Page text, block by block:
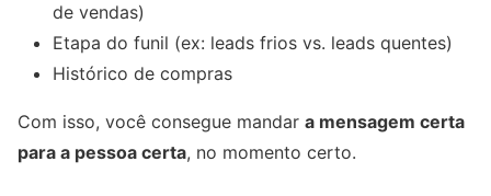
de vendas)
Etapa do funil (ex: leads frios vs. leads quentes)
Histórico de compras
Com isso, você consegue mandar a mensagem certa
para a pessoa certa, no momento certo.